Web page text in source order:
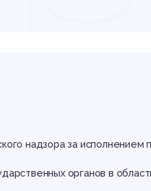
надзора за
органов в